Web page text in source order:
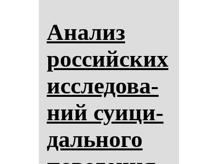
Ана­лиз
рос­сий­ских
ис­сле­до­ва­
ний су­ици­
даль­но­го